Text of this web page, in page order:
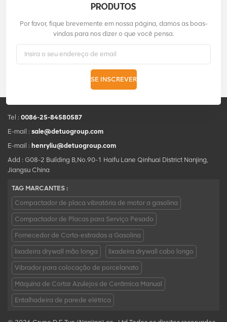
PRODUTOS
Por favor, fique brevemente em nossa página, damos as boas-
vindas para nos dizer o que você pensa.
SE INSCREVER
Tel : 0086-25-84580587
E-mail : sale@detuogroup.com
E-mail : henryliu@detuogroup.com
Add : G08-2 Building B,No.90-1 Haifu Lane Qinhuai District Nanjing,
Jiangsu China
TAG MARCANTES :
Compactador de placa vibratória de motor a gasolina
Compactador de Placas para Serviço Pesado
Fornecedor de Corta-estradas a Gasolina
lixadeira drywall mão longa lixadeira drywall cabo longo
Vibrador para colocação de porcelanato
Máquina de Cortar Azulejos de Cerâmica Manual
Entalhadeira de parede elétrica